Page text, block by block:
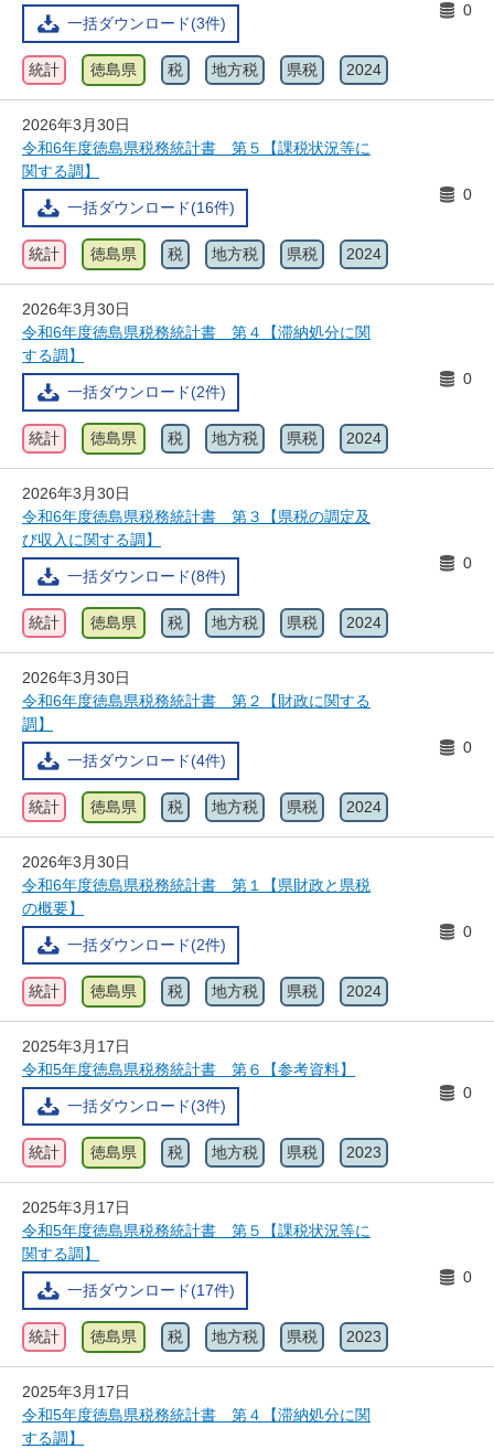
一括ダウンロード(3件)
0
統計 徳島県 税 地方税 県税 2024
2026年3月30日
令和6年度徳島県税務統計書 第５【課税状況等に
関する調】
一括ダウンロード(16件)
0
統計 徳島県 税 地方税 県税 2024
2026年3月30日
令和6年度徳島県税務統計書 第４【滞納処分に関
する調】
一括ダウンロード(2件)
0
統計 徳島県 税 地方税 県税 2024
2026年3月30日
令和6年度徳島県税務統計書 第３【県税の調定及
び収入に関する調】
一括ダウンロード(8件)
0
統計 徳島県 税 地方税 県税 2024
2026年3月30日
令和6年度徳島県税務統計書 第２【財政に関する
調】
一括ダウンロード(4件)
0
統計 徳島県 税 地方税 県税 2024
2026年3月30日
令和6年度徳島県税務統計書 第１【県財政と県税
の概要】
一括ダウンロード(2件)
0
統計 徳島県 税 地方税 県税 2024
2025年3月17日
令和5年度徳島県税務統計書 第６【参考資料】
一括ダウンロード(3件)
0
統計 徳島県 税 地方税 県税 2023
2025年3月17日
令和5年度徳島県税務統計書 第５【課税状況等に
関する調】
一括ダウンロード(17件)
0
統計 徳島県 税 地方税 県税 2023
2025年3月17日
令和5年度徳島県税務統計書 第４【滞納処分に関
する調】